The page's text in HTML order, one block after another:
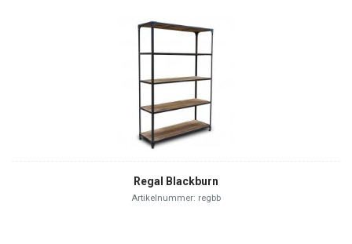
Regal Blackburn
Artikelnummer: regbb